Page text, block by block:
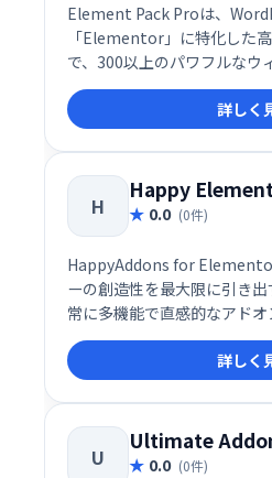
Element Pack Proは、
「Elementor」に特化した
で、300以上のパワフルなウ
テンプレート・プリメイド
にプロフェッショナル仕様の
す。UI/UXに優れた設計思
なウィジェット群により、
らゆるユーザーのWeb制作を
ます。
詳しく
H
Happy
0.0 (0件)
HappyAddons for
ーの創造性を最大限に引き
常に多機能で直感的なアド
フェッショナルだけでなく
ンターフェースと設計思想が
WordPress制作者に愛用さ
種以上、有料65種以上のウ
り、デザイン性・操作性と
す。
詳しく
U
Ultimate
0.0 (0件)